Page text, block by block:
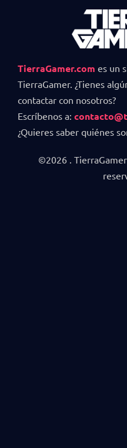
TierraGamer.com es un
TierraGamer. ¿Tienes
contactar con nosotros?
Escríbenos a:
¿Quieres saber quiénes
©2026 .